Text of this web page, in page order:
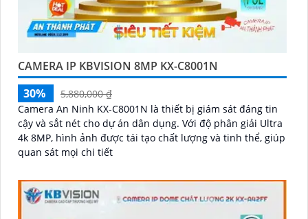
CAMERA IP KBVISION 8MP KX-C8001N
30%
5,880,000 ₫
Camera An Ninh KX-C8001N là thiết bị giám sát đáng tin
cậy và sắt nét cho dự án dân dụng. Với độ phân giải Ultra
4k 8MP, hình ảnh được tái tạo chất lượng và tinh thể, giúp
quan sát mọi chi tiết